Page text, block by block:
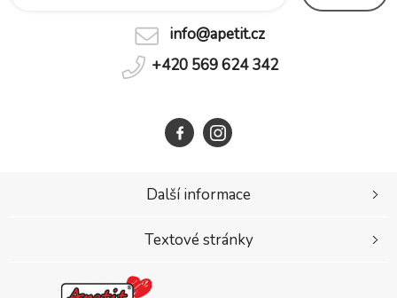
info@apetit.cz
+420 569 624 342
Další informace
Textové stránky